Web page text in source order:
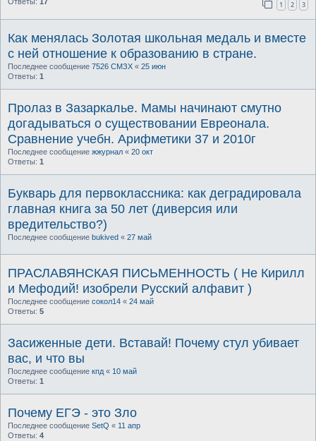
1 2 3
Как менялась Золотая школьная медаль и вместе
с ней отношение к образованию в стране.
Последнее сообщение 7526 СМЗХ « 25 июн
Ответы: 1
Пролаз в Зазаркалье. Мамы начинают смутно
догадываться о существовании Евреонала.
Сравнение учебн. Арифметики 37 и 2010г
Последнее сообщение жжурнал « 20 окт
Ответы: 1
Букварь для первоклассника: как деградировала
главная книга за 50 лет (диверсия или
вредительство?)
Последнее сообщение bukived « 27 май
ПРАСЛАВЯНСКАЯ ПИСЬМЕННОСТЬ ( Не Кирилл
и Мефодий! изобрели Русский алфавит )
Последнее сообщение сокол14 « 24 май
Ответы: 5
Засиженные дети. Вставай! Почему стул убивает
вас, и что вы
Последнее сообщение кпд « 10 май
Ответы: 1
Почему ЕГЭ - это Зло
Последнее сообщение SetQ « 11 апр
Ответы: 4